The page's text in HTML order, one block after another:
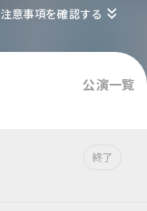
注意事項を確認する
公演一覧
終了